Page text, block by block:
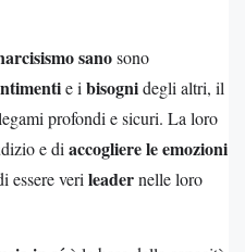
sanosono
e ibisognidegli altri, il
profondi e sicuri. La loro
e diaccogliere le emozioni
essere verileadernelle loro